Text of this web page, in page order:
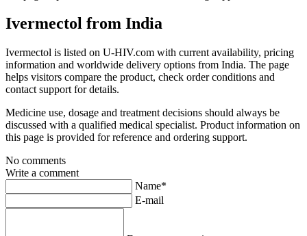
Ivermectol from India
Ivermectol is listed on U-HIV.com with current availability, pricing
information and worldwide delivery options from India. The page
helps visitors compare the product, check order conditions and
contact support for details.
Medicine use, dosage and treatment decisions should always be
discussed with a qualified medical specialist. Product information on
this page is provided for reference and ordering support.
No comments
Write a comment
Name*
E-mail